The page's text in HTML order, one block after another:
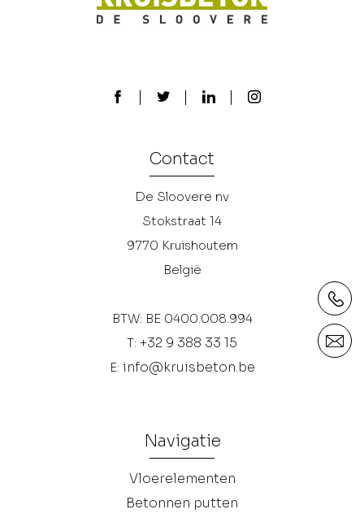
Contact
De Sloovere nv
Stokstraat 14
9770 Kruishoutem
België
BTW: BE 0400.008.994
T: +32 9 388 33 15
E: info@kruisbeton.be
Navigatie
Vloerelementen
Betonnen putten